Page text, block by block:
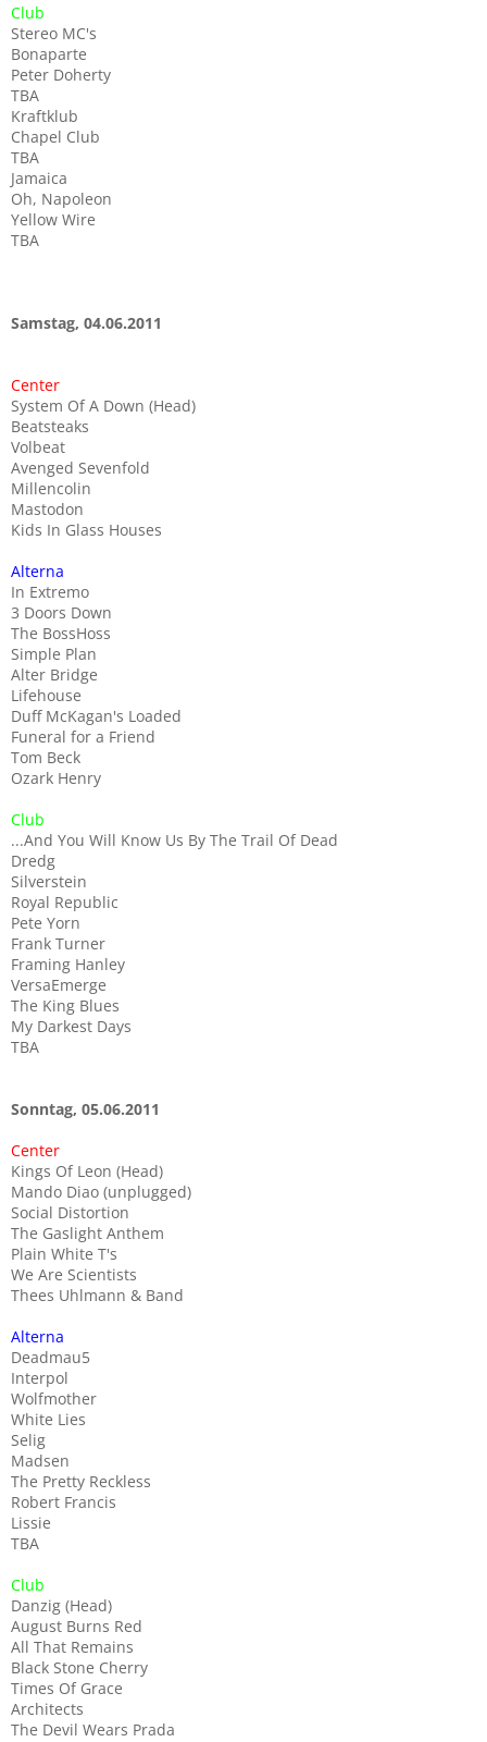
Club
Stereo MC's
Bonaparte
Peter Doherty
TBA
Kraftklub
Chapel Club
TBA
Jamaica
Oh, Napoleon
Yellow Wire
TBA
Samstag, 04.06.2011
Center
System Of A Down (Head)
Beatsteaks
Volbeat
Avenged Sevenfold
Millencolin
Mastodon
Kids In Glass Houses
Alterna
In Extremo
3 Doors Down
The BossHoss
Simple Plan
Alter Bridge
Lifehouse
Duff McKagan's Loaded
Funeral for a Friend
Tom Beck
Ozark Henry
Club
...And You Will Know Us By The Trail Of Dead
Dredg
Silverstein
Royal Republic
Pete Yorn
Frank Turner
Framing Hanley
VersaEmerge
The King Blues
My Darkest Days
TBA
Sonntag, 05.06.2011
Center
Kings Of Leon (Head)
Mando Diao (unplugged)
Social Distortion
The Gaslight Anthem
Plain White T's
We Are Scientists
Thees Uhlmann & Band
Alterna
Deadmau5
Interpol
Wolfmother
White Lies
Selig
Madsen
The Pretty Reckless
Robert Francis
Lissie
TBA
Club
Danzig (Head)
August Burns Red
All That Remains
Black Stone Cherry
Times Of Grace
Architects
The Devil Wears Prada